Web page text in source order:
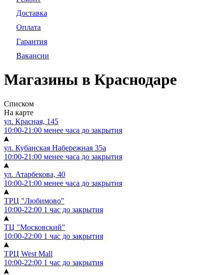
Доставка
Оплата
Гарантия
Вакансии
Магазины в Краснодаре
Списком
На карте
ул. Красная, 145
10:00-21:00 менее часа до закрытия
ул. Кубанская Набережная 35а
10:00-21:00 менее часа до закрытия
ул. Атарбекова, 40
10:00-21:00 менее часа до закрытия
ТРЦ "Любимово"
10:00-22:00 1 час до закрытия
ТЦ "Московский"
10:00-22:00 1 час до закрытия
ТРЦ West Mall
10:00-22:00 1 час до закрытия